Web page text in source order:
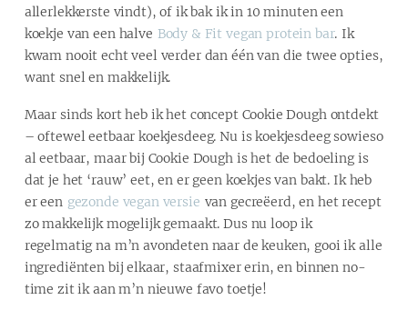
allerlekkerste vindt), of ik bak ik in 10 minuten een
koekje van een halve Body & Fit vegan protein bar. Ik
kwam nooit echt veel verder dan één van die twee opties,
want snel en makkelijk.
Maar sinds kort heb ik het concept Cookie Dough ontdekt
– oftewel eetbaar koekjesdeeg. Nu is koekjesdeeg sowieso
al eetbaar, maar bij Cookie Dough is het de bedoeling is
dat je het ‘rauw’ eet, en er geen koekjes van bakt. Ik heb
er een gezonde vegan versie van gecreëerd, en het recept
zo makkelijk mogelijk gemaakt. Dus nu loop ik
regelmatig na m’n avondeten naar de keuken, gooi ik alle
ingrediënten bij elkaar, staafmixer erin, en binnen no-
time zit ik aan m’n nieuwe favo toetje!